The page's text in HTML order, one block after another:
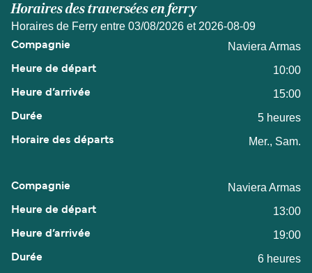
Horaires des traversées en ferry
Horaires de Ferry entre 03/08/2026 et 2026-08-09
Naviera Armas
10:00
15:00
5 heures
Mer., Sam.
Naviera Armas
13:00
19:00
6 heures